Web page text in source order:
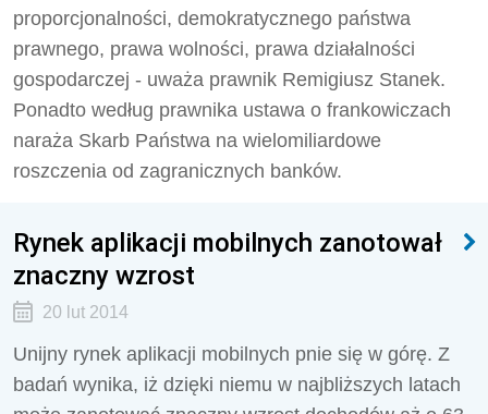
proporcjonalności, demokratycznego państwa
prawnego, prawa wolności, prawa działalności
gospodarczej - uważa prawnik Remigiusz Stanek.
Ponadto według prawnika ustawa o frankowiczach
naraża Skarb Państwa na wielomiliardowe
roszczenia od zagranicznych banków.
Rynek aplikacji mobilnych zanotował
znaczny wzrost
20 lut 2014
Unijny rynek aplikacji mobilnych pnie się w górę. Z
badań wynika, iż dzięki niemu w najbliższych latach